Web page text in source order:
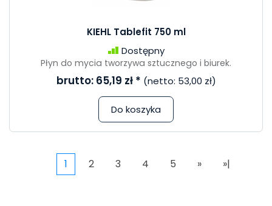
KIEHL Tablefit 750 ml
Dostępny
Płyn do mycia tworzywa sztucznego i biurek.
brutto: 65,19 zł* (netto: 53,00 zł)
Do koszyka
1 2 3 4 5 » »|